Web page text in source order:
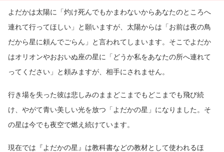
よだかは太陽に「灼け死んでもかまわないからあなたのところへ
連れて行ってほしい」と願いますが、太陽からは「お前は夜の鳥
だから星に頼んでごらん」と言われてしまいます。そこでよだか
はオリオンやおおいぬ座の星に「どうか私をあなたの所へ連れて
ってください」と頼みますが、相手にされません。
行き場を失った彼は悲しみのままどこまでもどこまでも飛び続
け、やがて青い美しい光を放つ「よだかの星」になりました。そ
の星は今でも夜空で燃え続けています。
現在では『よだかの星』は教科書などの教材として使われるほ